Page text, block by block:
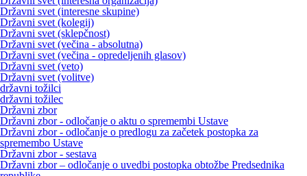
Državni svet (interesne skupine)
Državni svet (kolegij)
Državni svet (sklepčnost)
Državni svet (večina - absolutna)
Državni svet (večina - opredeljenih glasov)
Državni svet (veto)
Državni svet (volitve)
državni tožilci
državni tožilec
Državni zbor
Državni zbor - odločanje o aktu o spremembi Ustave
Državni zbor - odločanje o predlogu za začetek postopka za
spremembo Ustave
Državni zbor - sestava
Državni zbor – odločanje o uvedbi postopka obtožbe Predsednika